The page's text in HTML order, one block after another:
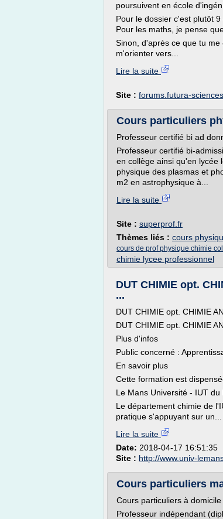
poursuivent en école
Pour le dossier c'est plutôt
Pour les maths, je pense
Sinon, d'après ce que tu
m'orienter vers...
Lire la suite
Site : forums.futura-
Cours particuliers
Professeur certifié bi ad
Professeur certifié bi-
en collège ainsi qu'en lycée
physique des plasmas et
m2 en astrophysique à...
Lire la suite
Site : superprof.fr
Thèmes liés : cours
cours de prof physique chimie
chimie lycee professionnel
DUT CHIMIE opt.
...
DUT CHIMIE opt. CHIMIE
DUT CHIMIE opt. CHIMIE
Plus d'infos
Public concerné :
En savoir plus
Cette formation est
Le Mans Université - IUT du
Le département chimie de
pratique s'appuyant sur un...
Lire la suite
Date: 2018-04-17 16:51:35
Site : http://www.univ-
Cours particuliers
Cours particuliers à
Professeur indépendant